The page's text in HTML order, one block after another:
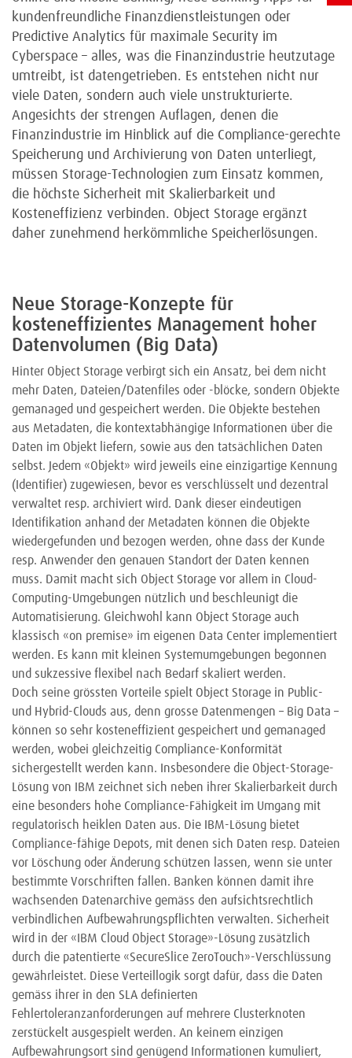
kundenfreundliche Finanzdienstleistungen oder
Predictive Analytics für maximale Security im
Cyberspace – alles, was die Finanzindustrie heutzutage
umtreibt, ist datengetrieben. Es entstehen nicht nur
viele Daten, sondern auch viele unstrukturierte.
Angesichts der strengen Auflagen, denen die
Finanzindustrie im Hinblick auf die Compliance-gerechte
Speicherung und Archivierung von Daten unterliegt,
müssen Storage-Technologien zum Einsatz kommen,
die höchste Sicherheit mit Skalierbarkeit und
Kosteneffizienz verbinden. Object Storage ergänzt
daher zunehmend herkömmliche Speicherlösungen.
Neue Storage-Konzepte für
kosteneffizientes Management hoher
Datenvolumen (Big Data)
Hinter Object Storage verbirgt sich ein Ansatz, bei dem nicht
mehr Daten, Dateien/Datenfiles oder -blöcke, sondern Objekte
gemanaged und gespeichert werden. Die Objekte bestehen
aus Metadaten, die kontextabhängige Informationen über die
Daten im Objekt liefern, sowie aus den tatsächlichen Daten
selbst. Jedem «Objekt» wird jeweils eine einzigartige Kennung
(Identifier) zugewiesen, bevor es verschlüsselt und dezentral
verwaltet resp. archiviert wird. Dank dieser eindeutigen
Identifikation anhand der Metadaten können die Objekte
wiedergefunden und bezogen werden, ohne dass der Kunde
resp. Anwender den genauen Standort der Daten kennen
muss. Damit macht sich Object Storage vor allem in Cloud-
Computing-Umgebungen nützlich und beschleunigt die
Automatisierung. Gleichwohl kann Object Storage auch
klassisch «on premise» im eigenen Data Center implementiert
werden. Es kann mit kleinen Systemumgebungen begonnen
und sukzessive flexibel nach Bedarf skaliert werden.
Doch seine grössten Vorteile spielt Object Storage in Public-
und Hybrid-Clouds aus, denn grosse Datenmengen – Big Data –
können so sehr kosteneffizient gespeichert und gemanaged
werden, wobei gleichzeitig Compliance-Konformität
sichergestellt werden kann. Insbesondere die Object-Storage-
Lösung von IBM zeichnet sich neben ihrer Skalierbarkeit durch
eine besonders hohe Compliance-Fähigkeit im Umgang mit
regulatorisch heiklen Daten aus. Die IBM-Lösung bietet
Compliance-fähige Depots, mit denen sich Daten resp. Dateien
vor Löschung oder Änderung schützen lassen, wenn sie unter
bestimmte Vorschriften fallen. Banken können damit ihre
wachsenden Datenarchive gemäss den aufsichtsrechtlich
verbindlichen Aufbewahrungspflichten verwalten. Sicherheit
wird in der «IBM Cloud Object Storage»-Lösung zusätzlich
durch die patentierte «SecureSlice ZeroTouch»-Verschlüssung
gewährleistet. Diese Verteillogik sorgt dafür, dass die Daten
gemäss ihrer in den SLA definierten
Fehlertoleranzanforderungen auf mehrere Clusterknoten
zerstückelt ausgespielt werden. An keinem einzigen
Aufbewahrungsort sind genügend Informationen kumuliert,